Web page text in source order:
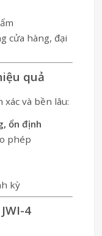
cửa hàng, đại
quả
và bền lâu:
ổn định
phép
kỳ
4